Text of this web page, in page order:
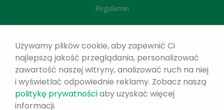
Regulamin
Używamy plików cookie, aby zapewnić Ci
najlepszą jakość przeglądania, personalizować
zawartość naszej witryny, analizować ruch na niej
i wyświetlać odpowiednie reklamy. Zobacz naszą
politykę prywatnościaby uzyskać więcej
informacji.